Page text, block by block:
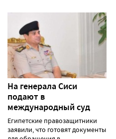
На генерала Сиси
подают в
международный суд
Египетские правозащитники
заявили, что готовят документы